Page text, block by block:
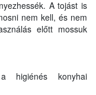
A tojást is
nem kell, és nem
előtt mossuk
higiénés konyhai